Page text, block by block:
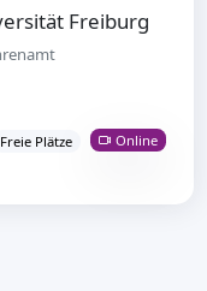
Freiburg
Freie Plätze Online